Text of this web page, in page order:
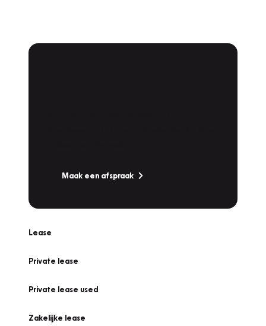
Maak een afspraak
Lease
Private lease
Private lease used
Zakelijke lease